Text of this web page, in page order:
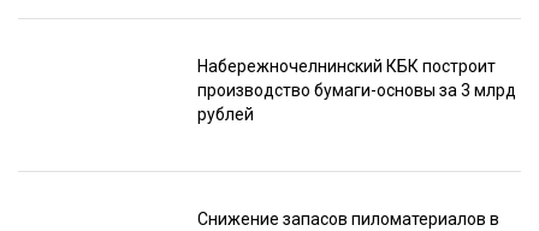
Набережночелнинский КБК построит
производство бумаги-основы за 3 млрд
рублей
Снижение запасов пиломатериалов в